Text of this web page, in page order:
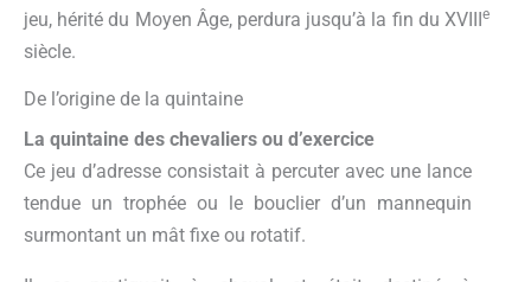
jeu, hérité du Moyen Âge, perdura jusqu’à la fin du XVIIIe
siècle.
De l’origine de la quintaine
La quintaine des chevaliers ou d’exercice
Ce jeu d’adresse consistait à percuter avec une lance
tendue un trophée ou le bouclier d’un mannequin
surmontant un mât fixe ou rotatif.